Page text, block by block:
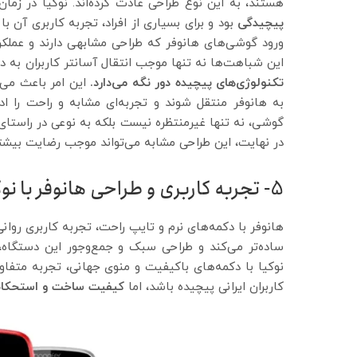
هستند، به این نوع طراحی عادت کرده‌اند. نوکیا در
پیچیدگی بود و برای بسیاری از افراد، تجربه کاربری
ورود گوشی‌های هانوفر که طراحی مشابهی دارند و
این شباهت‌ها نه تنها موجب انتقال آسانتر کاربران
تکنولوژی‌های پیچیده دور نگه می‌دارد. این امر باعث
به هانوفر منتقل شوند و تجربه‌ای مشابه و راحت
گوشی، نه تنها غیرمنتظره نیست بلکه به نوعی در راستای
در نهایت، این طراحی مشابه می‌تواند موجب رضایت
5- تجربه کاربری و طراحی هانوفر با نوکیا: راحتی یا استحکام؟
هانوفر با دکمه‌های نرم و تایپ راحت، تجربه کاربری
ساده‌تر می‌کند و طراحی سبک و جمع‌وجور این
نوکیا با دکمه‌های باکیفیت و منوی جهانی، تجربه
کاربران ایرانی پیچیده باشد، اما کیفیت ساخت و